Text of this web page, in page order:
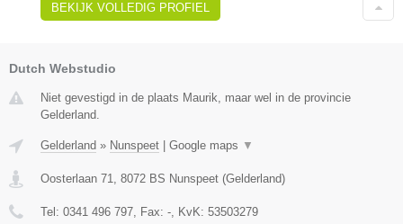
BEKIJK VOLLEDIG PROFIEL
Dutch Webstudio
Niet gevestigd in de plaats Maurik, maar wel in de provincie
Gelderland.
Gelderland » Nunspeet Google maps ▼
Oosterlaan 71, 8072 BS Nunspeet (Gelderland)
Tel: 0341 496 797, Fax: -, KvK: 53503279